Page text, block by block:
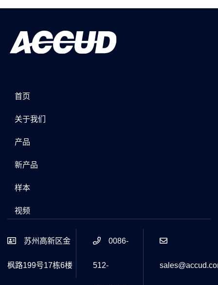
首页
关于我们
产品
新产品
样本
视频
苏州高新区金
枫路199号17栋6楼
0086-
512-